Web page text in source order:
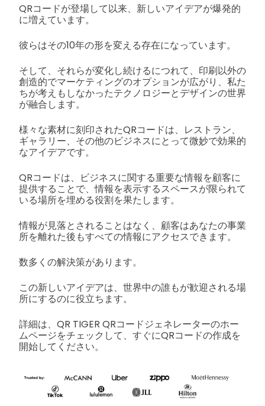
QRコードが登場して以来、新しいアイデアが爆発的
に増えています。
彼らはその10年の形を変える存在になっています。
そして、それらが変化し続けるにつれて、印刷以外の
創造的でマーケティングのオプションが広がり、私た
ちが考えもしなかったテクノロジーとデザインの世界
が融合します。
様々な素材に刻印されたQRコードは、レストラン、
ギャラリー、その他のビジネスにとって微妙で効果的
なアイデアです。
QRコードは、ビジネスに関する重要な情報を顧客に
提供することで、情報を表示するスペースが限られて
いる場所を埋める役割を果たします。
情報が見落とされることはなく、顧客はあなたの事業
所を離れた後もすべての情報にアクセスできます。
数多くの解決策があります。
この新しいアイデアは、世界中の誰もが歓迎される場
所にするのに役立ちます。
詳細は、QR TIGER QRコードジェネレーターのホー
ムページをチェックして、すぐにQRコードの作成を
開始してください。